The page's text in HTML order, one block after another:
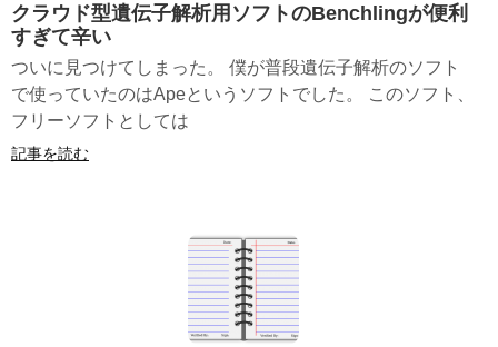
クラウド型遺伝子解析用ソフトのBenchlingが便利
すぎて辛い
ついに見つけてしまった。 僕が普段遺伝子解析のソフト
で使っていたのはApeというソフトでした。 このソフト、
フリーソフトとしては
記事を読む